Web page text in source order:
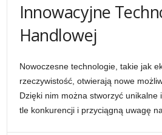
Innowacyjne
Handlowej
Nowoczesne technologie, takie jak
rzeczywistość, otwierają nowe
Dzięki nim można stworzyć
tle konkurencji i przyciągną uwagę